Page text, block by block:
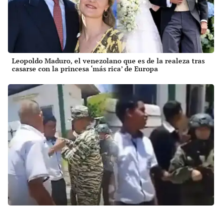
Leopoldo Maduro, el venezolano que es de la realeza tras
casarse con la princesa ‘más rica’ de Europa